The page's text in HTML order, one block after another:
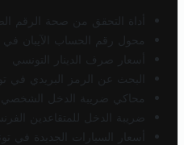
أداة التحقق من صحة الرقم
محول رقم الحساب الآيبان في
أسعار صرف الدينار التونسي
البحث عن الرمز البريدي في
محاكي ضريبة الدخل الشخصي
ضريبة الدخل للمتقاعدين
أسعار السيارات الجديدة في